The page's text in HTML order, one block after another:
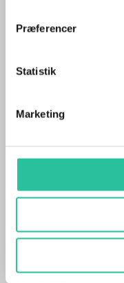
Præferencer
Statistik
Marketing